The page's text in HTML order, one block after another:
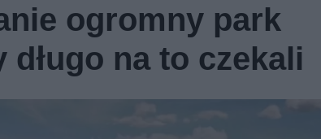
ogromny park
na to czekali